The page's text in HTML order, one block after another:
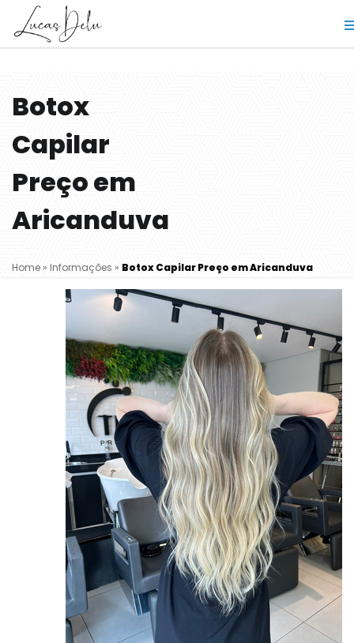
Botox
Capilar
Preço em
Aricanduva
Home » Informações » Botox Capilar Preço em Aricanduva